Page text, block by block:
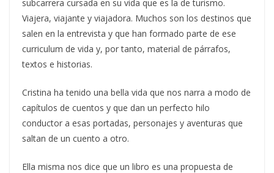
subcarrera cursada en su vida que es la de turismo.
Viajera, viajante y viajadora. Muchos son los destinos que
salen en la entrevista y que han formado parte de ese
curriculum de vida y, por tanto, material de párrafos,
textos e historias.
Cristina ha tenido una bella vida que nos narra a modo de
capítulos de cuentos y que dan un perfecto hilo
conductor a esas portadas, personajes y aventuras que
saltan de un cuento a otro.
Ella misma nos dice que un libro es una propuesta de